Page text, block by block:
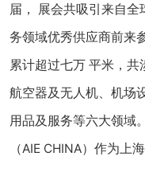
届， 展会共吸引来自
务领域优秀供应商前来
累计超过七万 平米，
航空器及无人机、机场
用品及服务等六大领域
（AIE CHINA）作为上